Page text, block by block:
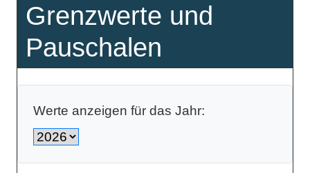
Grenzwerte und
Pauschalen
Werte anzeigen für das Jahr: